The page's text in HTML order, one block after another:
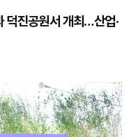
기
진공원서 개최…산업·